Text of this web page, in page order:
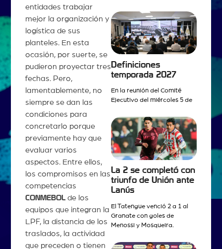
entidades trabajar
mejor la organización y
logística de sus
planteles. En esta
ocasión, por suerte, se
pudieron proyectar tres
fechas. Pero,
lamentablemente, no
siempre se dan las
condiciones para
concretarlo porque
previamente hay que
evaluar varios
aspectos. Entre ellos,
los compromisos en las
competencias
CONMEBOLde los
equipos que integran la
LPF, la distancia de los
traslados, la actividad
que preceden o tienen
Definiciones
temporada 2027
En la reunión del Comité
Ejecutivo del miércoles 5 de
La 2 se completó con
triunfo de Unión ante
Lanús
El Tatengue venció 2 a 1 al
Granate con goles de
Menossi y Mosqueira.